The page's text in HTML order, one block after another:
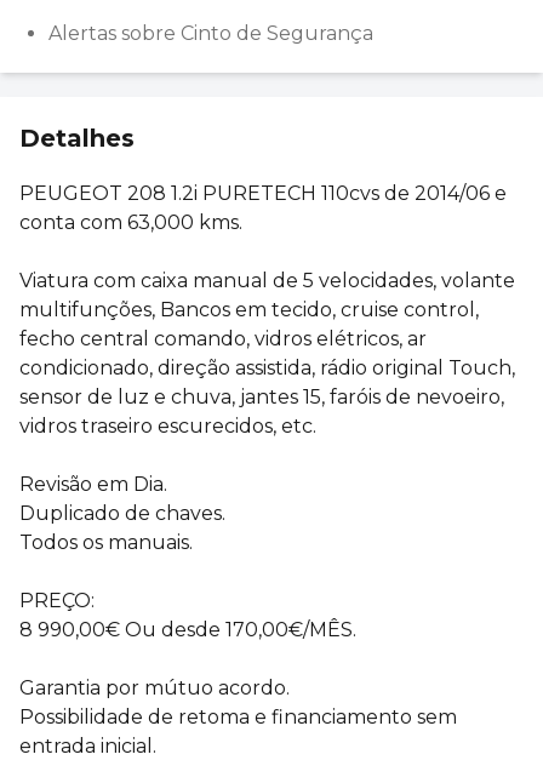
Alertas sobre Cinto de Segurança
Detalhes
PEUGEOT 208 1.2i PURETECH 110cvs de 2014/06 e
conta com 63,000 kms.
Viatura com caixa manual de 5 velocidades, volante
multifunções, Bancos em tecido, cruise control,
fecho central comando, vidros elétricos, ar
condicionado, direção assistida, rádio original Touch,
sensor de luz e chuva, jantes 15, faróis de nevoeiro,
vidros traseiro escurecidos, etc.
Revisão em Dia.
Duplicado de chaves.
Todos os manuais.
PREÇO:
8 990,00€ Ou desde 170,00€/MÊS.
Garantia por mútuo acordo.
Possibilidade de retoma e financiamento sem
entrada inicial.